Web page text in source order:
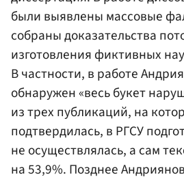
были выявлены массовые
собраны доказательства
изготовления фиктивных
В частности, в работе
обнаружен «весь букет
из трех публикаций, на
подтвердилась, в РГСУ
не осуществлялась, а сам
на 53,9%. Позднее